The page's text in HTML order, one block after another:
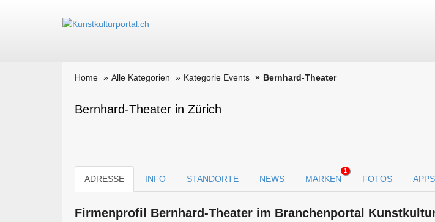
Home Alle Kategorien Kategorie Events Bernhard-Theater
Bernhard-Theater in Zürich
ADRESSE INFO STANDORTE NEWS MARKEN
1
FOTOS APPS
Firmen­profil Bernhard-Theater im Branchen­portal